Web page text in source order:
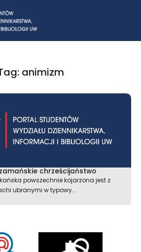
animizm
chrześcijaństwo
powszechnie kojarzona jest z
ubranymi w typowy...